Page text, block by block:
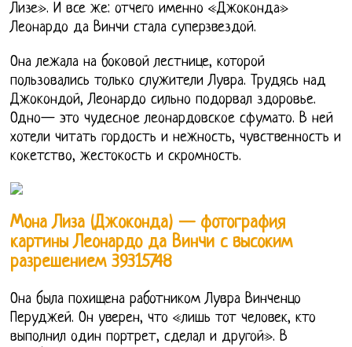
Лизе». И все же: отчего именно «Джоконда»
Леонардо да Винчи стала суперзвездой.
Она лежала на боковой лестнице, которой
пользовались только служители Лувра. Трудясь над
Джокондой, Леонардо сильно подорвал здоровье.
Одно— это чудесное леонардовское сфумато. В ней
хотели читать гордость и нежность, чувственность и
кокетство, жестокость и скромность.
Мона Лиза (Джоконда) — фотография
картины Леонардо да Винчи с высоким
разрешением 39315748
Она была похищена работником Лувра Винченцо
Перуджей. Он уверен, что «лишь тот человек, кто
выполнил один портрет, сделал и другой». В